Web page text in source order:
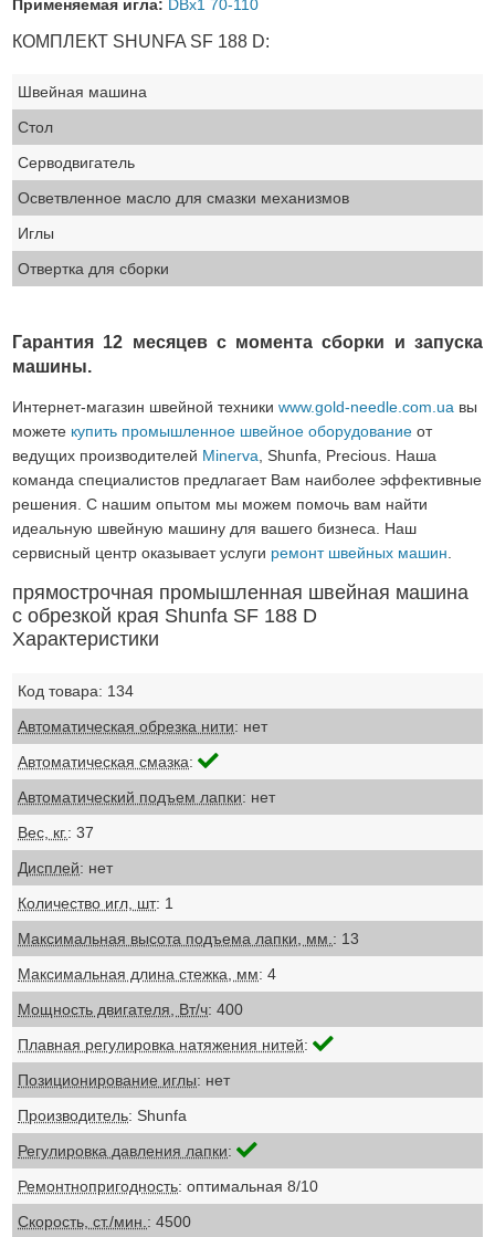
Применяемая игла: DBх1 70-110
КОМПЛЕКТ SHUNFA SF 188 D:
Швейная машина
Стол
Серводвигатель
Осветвленное масло для смазки механизмов
Иглы
Отвертка для сборки
Гарантия 12 месяцев с момента сборки и запуска
машины.
Интернет-магазин швейной техникиwww.gold-needle.com.ua вы
можете купить промышленное швейное оборудование от
ведущих производителей Minerva , Shunfa, Precious. Наша
команда специалистов предлагает Вам наиболее эффективные
решения. С нашим опытом мы можем помочь вам найти
идеальную швейную машину для вашего бизнеса. Наш
сервисный центр оказывает услуги ремонт швейных машин
прямострочная промышленная швейная машина
с обрезкой края Shunfa SF 188 D
Характеристики
Код товара: 134
Автоматическая обрезка нити: нет
Автоматическая смазка:
Автоматический подъем лапки: нет
Вес, кг.: 37
Дисплей: нет
Количество игл, шт: 1
Максимальная высота подъема лапки, мм. : 13
Максимальная длина стежка, мм: 4
Мощность двигателя, Вт/ч: 400
Плавная регулировка натяжения нитей:
Позиционирование иглы: нет
Производитель: Shunfa
Регулировка давления лапки:
Ремонтнопригодность: оптимальная 8/10
Скорость, ст./мин. : 4500